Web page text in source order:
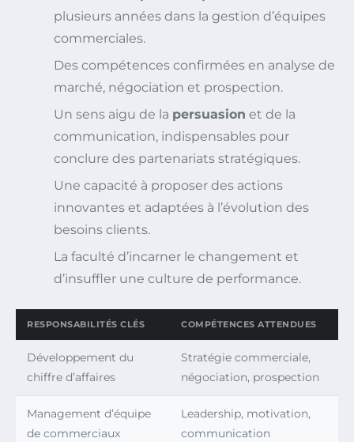
plusieurs années dans la gestion d’équipes
commerciales.
Des compétences confirmées en analyse de
marché, négociation et prospection.
Un sens aigu de la persuasion et de la
communication, indispensables pour
conclure des partenariats stratégiques.
Une capacité à proposer des actions
innovantes et adaptées à l’évolution des
besoins clients.
La faculté d’incarner le changement et
d’insuffler une culture de performance.
RESPONSABILITÉS CLÉS COMPÉTENCES ATTENDUES
Développement du
chiffre d’affaires
Stratégie commerciale,
négociation, prospection
Management d’équipe
de commerciaux
Leadership, motivation,
communication